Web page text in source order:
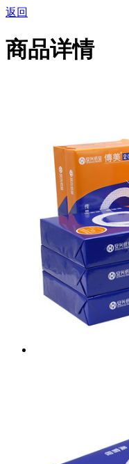
返回
商品详情